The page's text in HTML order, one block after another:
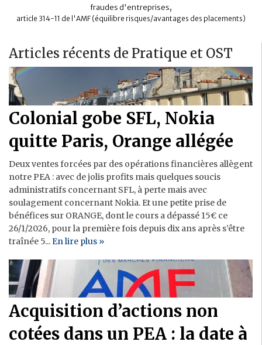
fraudes d'entreprises,
article 314-11 de l'AMF (équilibre risques/avantages des placements)
Articles récents de Pratique et OST
Colonial gobe SFL, Nokia
quitte Paris, Orange allégée
Deux ventes forcées par des opérations financières allègent
notre PEA : avec de jolis profits mais quelques soucis
administratifs concernant SFL, à perte mais avec
soulagement concernant Nokia. Et une petite prise de
bénéfices sur ORANGE, dont le cours a dépassé 15€ ce
26/1/2026, pour la première fois depuis dix ans après s’être
traînée 5...En lire plus »
Acquisition d’actions non
cotées dans un PEA : la date à